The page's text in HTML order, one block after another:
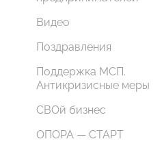
Видео
Поздравления
Поддержка МСП.
Антикризисные меры
СВОй бизнес
ОПОРА — СТАРТ